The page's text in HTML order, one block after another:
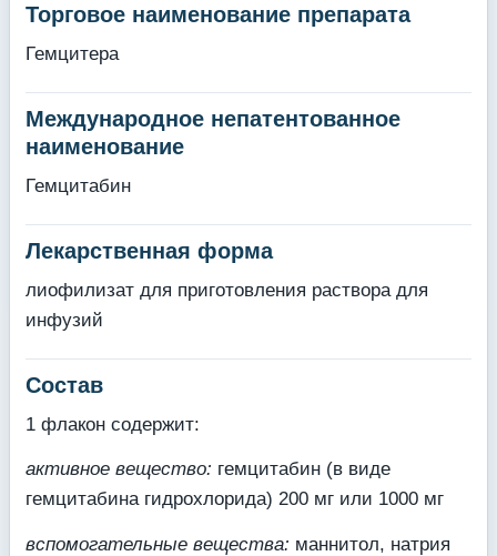
Торговое наименование препарата
Гемцитера
Международное непатентованное
наименование
Гемцитабин
Лекарственная форма
лиофилизат для приготовления раствора для
инфузий
Состав
1 флакон содержит:
активное вещество: гемцитабин (в виде
гемцитабина гидрохлорида) 200 мг или 1000 мг
вспомогательные вещества: маннитол, натрия